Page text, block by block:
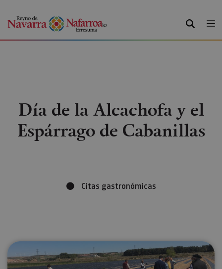
BUSCAR
Día de la Alcachofa y el
Espárrago de Cabanillas
Citas gastronómicas